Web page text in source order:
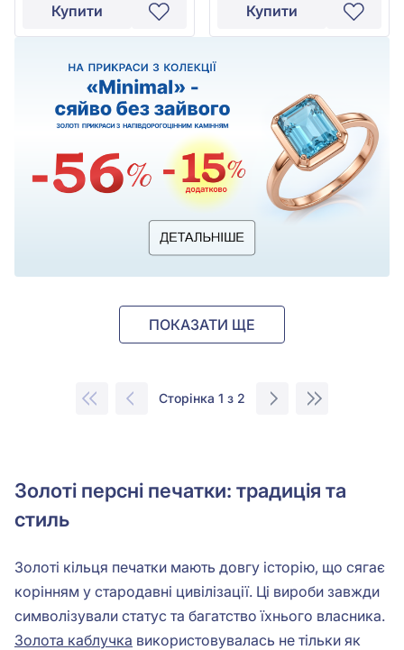
Купити Купити
ПОКАЗАТИ ЩЕ
Сторінка 1 з 2
Золоті персні печатки: традиція та
стиль
Золоті кільця печатки мають довгу історію, що сягає
корінням у стародавні цивілізації. Ці вироби завжди
символізували статус та багатство їхнього власника.
Золота каблучка використовувалась не тільки як